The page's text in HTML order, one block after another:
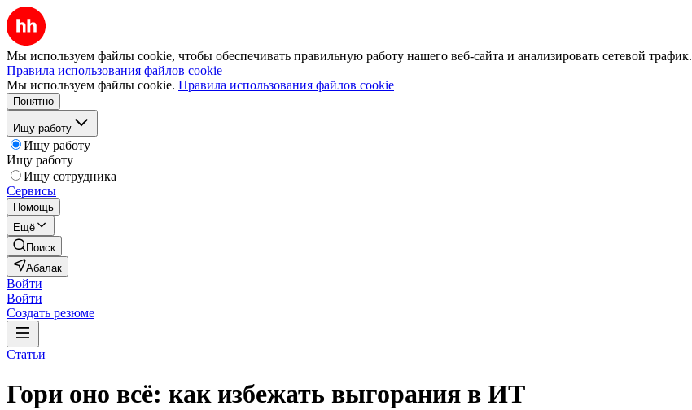
Мы используем файлы cookie, чтобы обеспечивать правильную работу нашего веб-сайта и анализировать сетевой трафик.
Правила использования файлов cookie
Мы используем файлы cookie. Правила использования файлов cookie
Понятно
Ищу работу
Ищу работу
Ищу работу
Ищу сотрудника
Сервисы
Помощь
Ещё
Поиск
Абалак
Войти
Войти
Создать резюме
Статьи
Гори оно всё: как избежать выгорания в ИТ